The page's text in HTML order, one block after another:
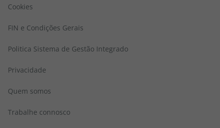
Cookies
FIN e Condições Gerais
Politica Sistema de Gestão Integrado
Privacidade
Quem somos
Trabalhe connosco